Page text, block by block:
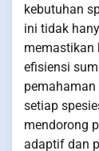
kebutuhan
ini tidak
memastikan
efisiensi
setiap
mendorong
adaptif dan